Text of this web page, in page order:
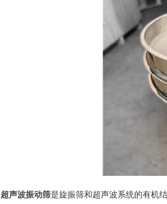
超声波振动筛是旋振筛和超声波系统的有机